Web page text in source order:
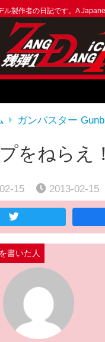
ル製作者の日記です。A
ガンバスター
をねらえ！
15 2013-02-15